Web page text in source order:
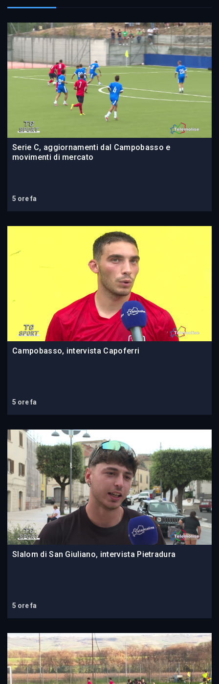
Serie C, aggiornamenti dal Campobasso e
movimenti di mercato
5 ore fa
Campobasso, intervista Capoferri
5 ore fa
Slalom di San Giuliano, intervista Pietradura
5 ore fa